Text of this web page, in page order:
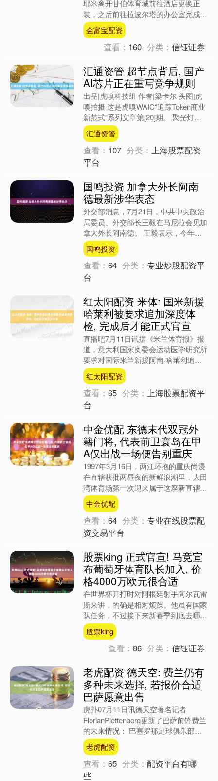
耶米离开甘伯体育城前往酒店更换正
装，之后前往拉波尔塔的办公室完成签
约。 据报道，阿德耶米乘车离开甘伯
体育城，他将前往下榻酒店更....
金富宝配资
查看： 160 分类：信钰证券
汇通资管 超节点背后, 国产
AI芯片正在重写竞争规则
出品|虎嗅科技组 作者|梁卡尔 头图|虎
嗅拍摄 这是虎嗅WAIC“追踪Token商业
新范式”系列文章第[20]期。 聚光灯
下，国产AI芯片的竞争正在变“重”。 ....
汇通资管
查看： 107 分类： 上海股票配资
平台
国鸣投资 加拿大外长阿南
德最新涉华表态
外交部消息，7月21日，中共中央政治
局委员、外交部长王毅在马尼拉会见加
拿大外长阿南德。 王毅表示，今年以
来，中加关系持续向好发展，各层级交
往日益密切，各领域合作....
国鸣投资
查看：64 分类：专业炒股配资平
台
红太阳配资 米体: 国米新援
哈莱利被要求追加深度体
检, 完成后才能正式官宣
直播吧7月11日讯据《米兰体育报》报
道，意大利国家奥委会运动医学研究所
要求对国际米兰新援阿南·哈莱利追加
深度复查。 国际米兰原本希望立刻官
宣新援哈莱利加盟，但至....
红太阳配资
查看：65 分类：上海股票配资平
台
中金优配 东德末代双冠外
籍门将, 代表前卫寰岛在甲
A仅出战一场便告别重庆
1997年3月16日，两江环抱的重庆尚浸
在直辖获批两昼夜的新鲜浪潮里，大田
湾体育场第一次迎来属于这座新直辖市
的甲 A 烟火。从武汉迁来、刚冲上中
国顶级联赛的前卫....
中金优配
查看：64 分类：专业在线股票配
资交易平台
股票king 正式官宣! 马竞宣
布葡萄牙体育队长加入, 价
格4000万欧元很合适
在世界杯开打时对阿根廷射手阿尔瓦雷
斯来讲，的确是相对烦躁。他虽有国家
队任务，不过接下来新赛季到底去哪是
个问题，因此，思路上是混乱的。不过
马竞确实是给出了足够的准....
股票king
查看：86 分类：信钰证券
老虎配资 德天空: 费兰仍有
多种未来选择, 若报价合适
巴萨愿意出售
虎扑07月11日讯德天空著名记者
FlorianPlettenberg更新了巴萨前锋费兰
的未来情况： 巴塞罗那足球俱乐部现
已获悉，巴黎圣日耳曼是费兰托雷斯的
一个重....
老虎配资
查看：65 分类：配资平台有哪
些